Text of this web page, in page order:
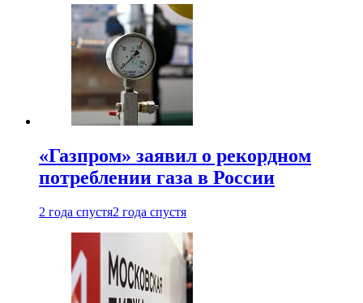
«Газпром» заявил о рекордном
потреблении газа в России
2 года спустя2 года спустя